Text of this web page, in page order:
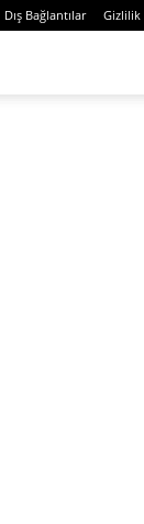
Dış Bağlantılar Gizlilik